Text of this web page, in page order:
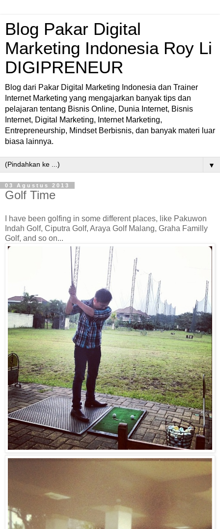
Blog Pakar Digital
Marketing Indonesia Roy Li
DIGIPRENEUR
Blog dari Pakar Digital Marketing Indonesia dan Trainer
Internet Marketing yang mengajarkan banyak tips dan
pelajaran tentang Bisnis Online, Dunia Internet, Bisnis
Internet, Digital Marketing, Internet Marketing,
Entrepreneurship, Mindset Berbisnis, dan banyak materi luar
biasa lainnya.
▼
03 Agustus 2013
Golf Time
I have been golfing in some different places, like Pakuwon
Indah Golf, Ciputra Golf, Araya Golf Malang, Graha Familly
Golf, and so on...